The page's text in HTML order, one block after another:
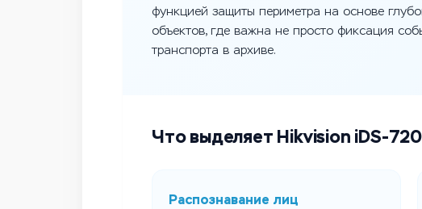
функцией защиты периметра на основе
объектов, где важна не просто фиксация
транспорта в архиве.
Что выделяет Hikvision iDS-
Распознавание лиц